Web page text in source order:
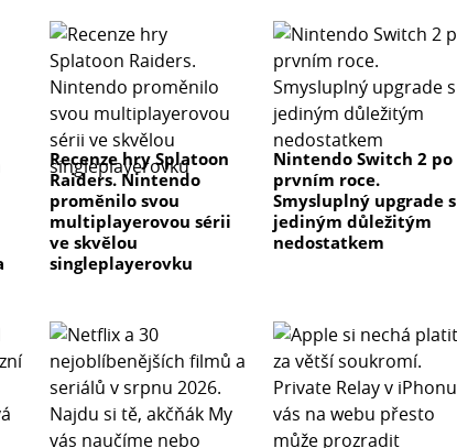
Recenze hry Splatoon
Raiders. Nintendo
proměnilo svou
multiplayerovou sérii
ve skvělou
singleplayerovku
Nintendo Switch 2 po
prvním roce.
Smysluplný upgrade s
jediným důležitým
nedostatkem